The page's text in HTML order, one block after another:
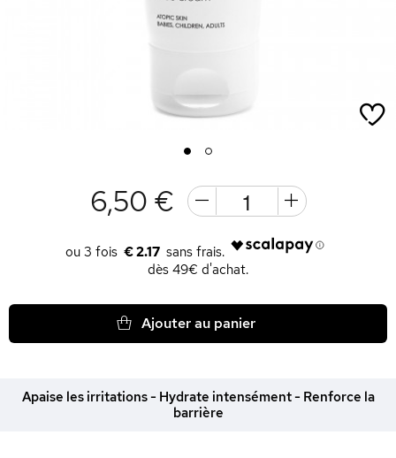
1 2
6,50 €
€ 2.17
dès 49€ d'achat.
Ajouter au panier
Apaise les irritations - Hydrate intensément - Renforce la
barrière